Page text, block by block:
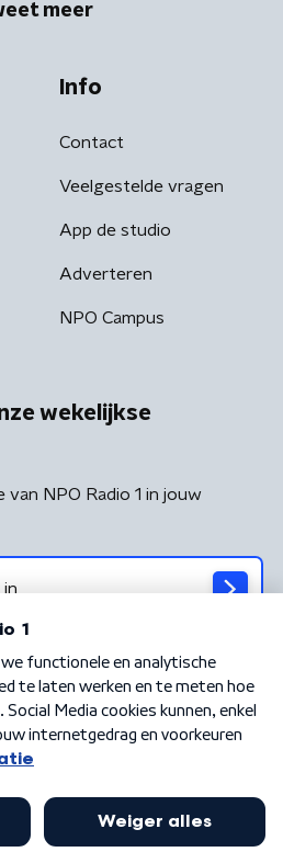
meer
Info
Contact
Veelgestelde vragen
App de studio
Adverteren
NPO Campus
wekelijkse
NPO Radio 1 in jouw